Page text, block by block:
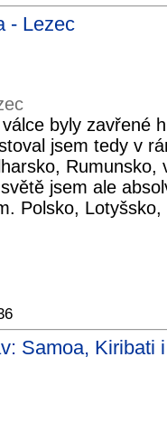
- Lezec
byly zavřené
jsem tedy v
Rumunsko,
jsem ale
Polsko,
Samoa, Kiribati